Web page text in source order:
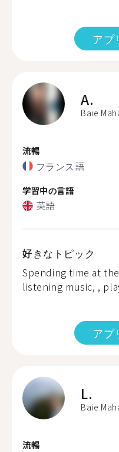
アプ
A.
Baie
流暢
フランス語
学習中の言語
英語
好きなトピック
Spending time at
listening music, ,
アプ
L.
Baie
流暢